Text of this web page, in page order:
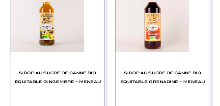
SIROP AU SUCRE DE CANNE BIO
EQUITABLE GINGEMBRE – MENEAU
SIROP AU SUCRE DE CANNE BIO
EQUITABLE GRENADINE – MENEAU